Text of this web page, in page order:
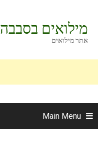
contentמילואים בסבבה
אתר מילואים
Main Menu